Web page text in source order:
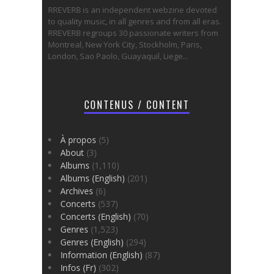
RREVERB is an independent webzine devoted
to quality music, in all genres and from all eras.
RREVERB regroups 30 passionate writers from
Montreal, New York City, Stockholm, Paris,
London, Sao Paolo, Guayaquil, Liege...
CONTENUS / CONTENT
À propos (5)
About (3)
Albums (1,110)
Albums (English) (201)
Archives (6)
Concerts (537)
Concerts (English) (70)
Genres (1,523)
Genres (English) (294)
Information (English) (87)
Infos (Fr) (302)